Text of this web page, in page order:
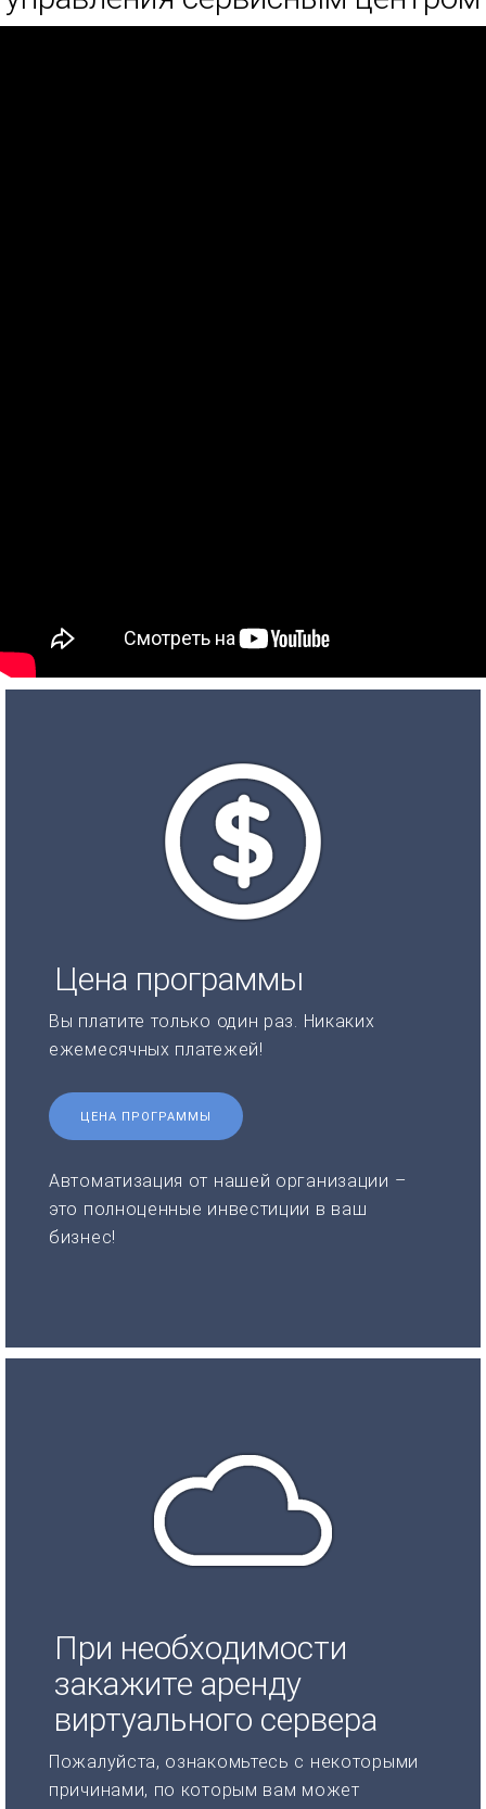
Цена программы
Вы платите только один раз. Никаких
ежемесячных платежей!
ЦЕНА ПРОГРАММЫ
Автоматизация от нашей организации –
это полноценные инвестиции в ваш
бизнес!
При необходимости
закажите аренду
виртуального сервера
Пожалуйста, ознакомьтесь с некоторыми
причинами, по которым вам может